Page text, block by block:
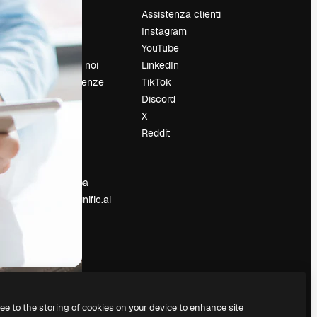
Prezzi
Chi siamo
Recensioni
Lavora con noi
Cerca tendenze
Blog
Eventi
Sala stampa
Cerchi magnific.ai
Assistenza clienti
Instagram
YouTube
LinkedIn
TikTok
Discord
X
Reddit
to the storing of cookies on your device to enhance site